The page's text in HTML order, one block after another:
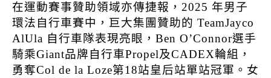
在運動賽事贊助領域亦傳捷報，2025 年男子
環法自行車賽中，巨大集團贊助的 TeamJayco
AlUla 自行車隊表現亮眼，Ben O’Connor選手
騎乘Giant品牌自行車Propel及CADEX輪組，
勇奪Col de la Loze第18站皇后站單站冠軍。女